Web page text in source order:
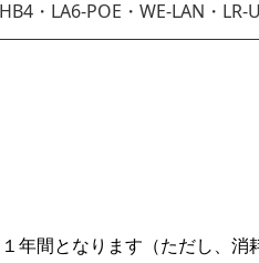
・LA6-POE・WE-LAN・
年間となります（ただし、消